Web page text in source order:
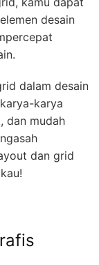
desain
dalam desain
karya
dan mudah
dan grid